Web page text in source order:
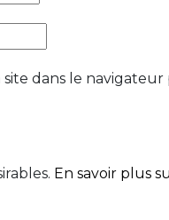
dans le
En savoir plus